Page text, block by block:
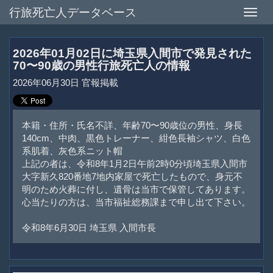
Toggle
行旅死亡人データベース
2026年01月02日に埼玉県入間市で発見された
70〜90歳の男性行旅死亡人の情報
2026年06月30日 官報掲載
本籍・住所・氏名不詳、年齢70〜90歳位の男性、身長
140cm、中肉、黒色トレーナー、紺色長袖シャツ、白色
系肌着、灰色系ニット帽
上記の者は、令和8年1月2日午前2時0分頃埼玉県入間市
大字新久820番地7地内家屋で死亡したもので、身元不
明のため火葬に付し、遺骨は当市で保管してあります。
心当たりの方は、当市福祉総務課まで申し出て下さい。
令和8年6月30日 埼玉県 入間市長